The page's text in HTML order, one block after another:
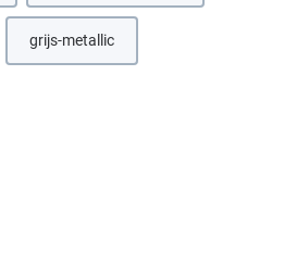
niet beschikbaar.)
grijs-metallic
niet beschikbaar.)